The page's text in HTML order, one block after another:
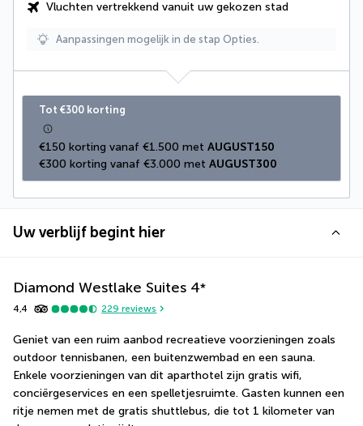
Vluchten vertrekkend vanuit uw gekozen stad
Aanpassingen mogelijk in de stap Opties.
Tot €300 korting
€150 korting vanaf €1.500 met AUGUST150
€300 korting vanaf €3.000 met AUGUST300
Uw verblijf begint hier
Diamond Westlake Suites 4*
4,4 229 reviews
Geniet van een ruim aanbod recreatieve voorzieningen zoals
outdoor tennisbanen, een buitenzwembad en een sauna.
Enkele voorzieningen van dit aparthotel zijn gratis wifi,
conciërgeservices en een spelletjesruimte. Gasten kunnen een
ritje nemen met de gratis shuttlebus, die tot 1 kilometer van